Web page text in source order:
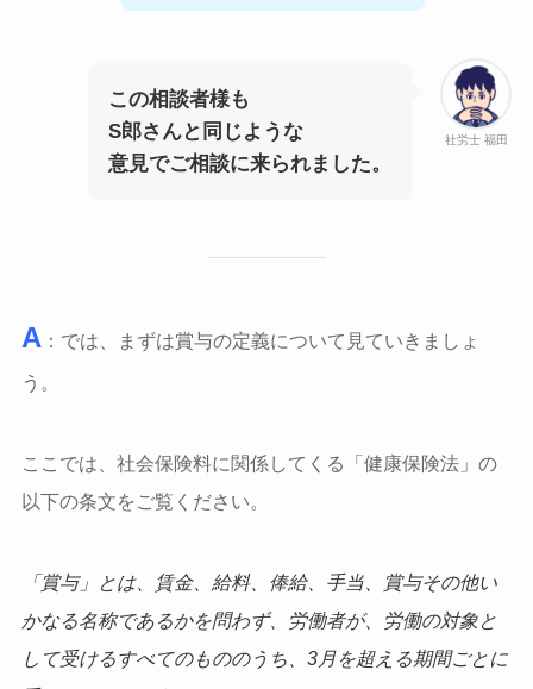
社労士 福田
この相談者様も
S郎さんと同じような
意見でご相談に来られました。
A：では、まずは賞与の定義について見ていきましょ
う。
ここでは、社会保険料に関係してくる「健康保険法」の
以下の条文をご覧ください。
「賞与」とは、賃金、給料、俸給、手当、賞与その他い
かなる名称であるかを問わず、労働者が、労働の対象と
して受けるすべてのもののうち、3月を超える期間ごとに